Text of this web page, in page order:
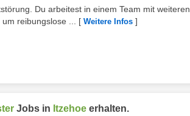
Du arbeitest in einem Team mit weiteren
reibungslose ...
[ Weitere Infos ]
Jobs in Itzehoe erhalten.